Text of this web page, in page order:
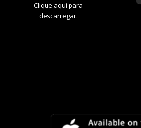
Clique aqui para
descarregar.